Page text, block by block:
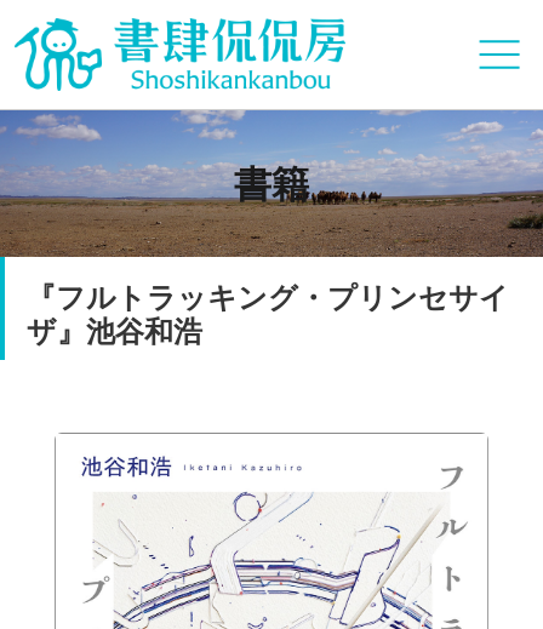
書籍
『フルトラッキング・プリンセサイ
ザ』池谷和浩